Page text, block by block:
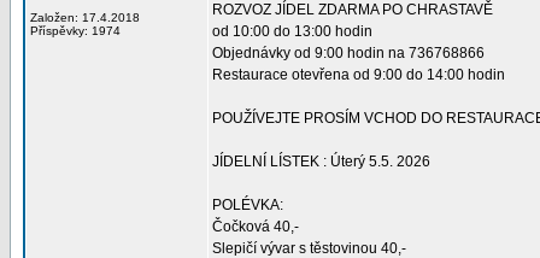
Založen: 17.4.2018
Příspěvky: 1974
ROZVOZ JÍDEL ZDARMA PO CHRASTAVĚ
od 10:00 do 13:00 hodin
Objednávky od 9:00 hodin na 736768866
Restaurace otevřena od 9:00 do 14:00 hodin
POUŽÍVEJTE PROSÍM VCHOD DO
JÍDELNÍ LÍSTEK : Úterý 5.5. 2026
POLÉVKA:
Čočková 40,-
Slepičí vývar s těstovinou 40,-